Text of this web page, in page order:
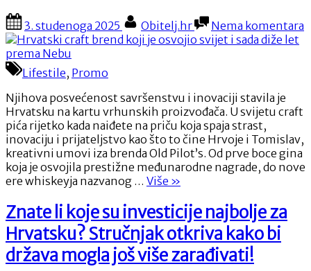
CineStar
kinima”
Posted
on
3. studenoga 2025 By
Obitelj.hr Nema komentara
Lifestile, Promo
Njihova posvećenost savršenstvu i inovaciji stavila je
Hrvatsku na kartu vrhunskih proizvođača. U svijetu craft
pića rijetko kada naiđete na priču koja spaja strast,
inovaciju i prijateljstvo kao što to čine Hrvoje i Tomislav,
kreativni umovi iza brenda Old Pilot’s. Od prve boce gina
koja je osvojila prestižne međunarodne nagrade, do nove
ere whiskeyja nazvanog … Više “Hrvatski
brend
koji
je
osvojio
svijet
»
Znate li koje su investicije najbolje za
Hrvatsku? Stručnjak otkriva kako bi
država mogla još više zarađivati!